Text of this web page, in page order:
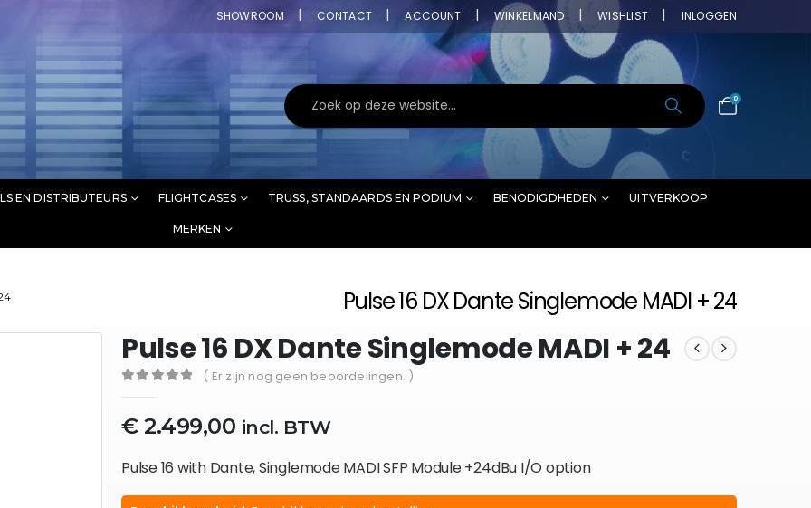
SHOWROOM CONTACT ACCOUNT WINKELMAND WISHLIST INLOGGEN
0
EN DISTRIBUTEURS FLIGHTCASES TRUSS, STANDAARDS EN PODIUM BENODIGDHEDEN UITVERKOOP
MERKEN
Pulse 16 DX Dante Singlemode MADI + 24
Pulse 16 DX Dante Singlemode MADI + 24
( Er zijn nog geen beoordelingen. )
€2.499,00 incl. BTW
Pulse 16 with Dante, Singlemode MADI SFP Module +24dBu I/O option